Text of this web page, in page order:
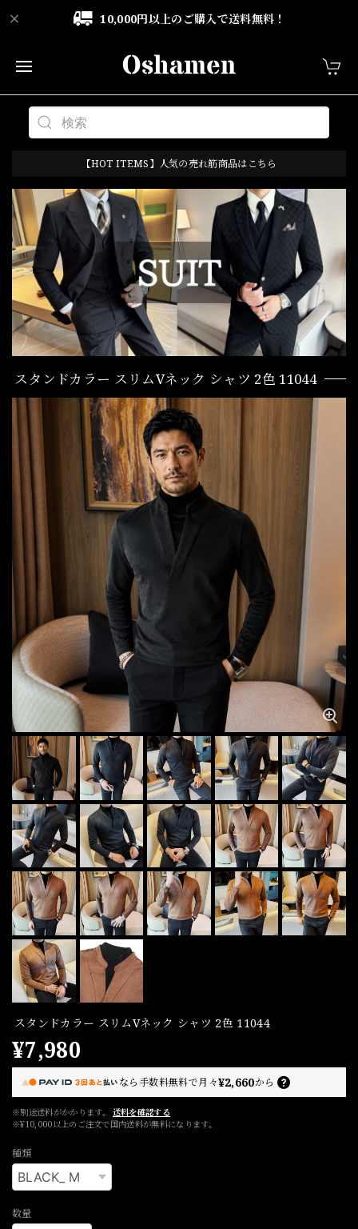
10,000円以上のご購入で送料無料！
【HOT ITEMS】人気の売れ筋商品はこちら
スタンドカラー スリムVネック シャツ 2色 11044
スタンドカラー スリムVネック シャツ 2色 11044
¥7,980
なら手数料無料で月々¥2,660から
※別途送料がかかります。
送料を確認する
※¥10,000以上のご注文で国内送料が無料になります。
種類
数量